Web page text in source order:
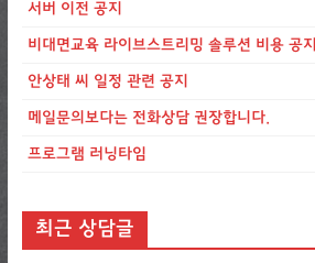
서버 이전 공지
비대면교육 라이브스트리밍 솔루션 비용 공지
안상태 씨 일정 관련 공지
메일문의보다는 전화상담 권장합니다.
프로그램 러닝타임
최근 상담글